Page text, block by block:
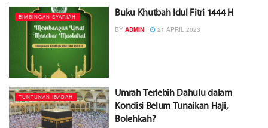
BIMBINGAN SYARIAH Buku Khutbah Idul Fitri 1444 H
BY ADMIN 21 APRIL 2023
TUNTUNAN IBADAH
Umrah Terlebih Dahulu dalam
Kondisi Belum Tunaikan Haji,
Bolehkah?